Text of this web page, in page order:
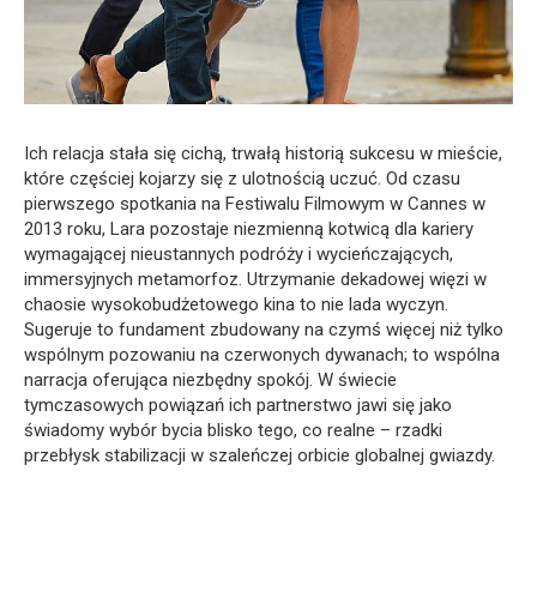
Ich relacja stała się cichą, trwałą historią sukcesu w mieście,
które częściej kojarzy się z ulotnością uczuć. Od czasu
pierwszego spotkania na Festiwalu Filmowym w Cannes w
2013 roku, Lara pozostaje niezmienną kotwicą dla kariery
wymagającej nieustannych podróży i wycieńczających,
immersyjnych metamorfoz. Utrzymanie dekadowej więzi w
chaosie wysokobudżetowego kina to nie lada wyczyn.
Sugeruje to fundament zbudowany na czymś więcej niż tylko
wspólnym pozowaniu na czerwonych dywanach; to wspólna
narracja oferująca niezbędny spokój. W świecie
tymczasowych powiązań ich partnerstwo jawi się jako
świadomy wybór bycia blisko tego, co realne – rzadki
przebłysk stabilizacji w szaleńczej orbicie globalnej gwiazdy.